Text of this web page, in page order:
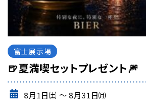
富士展示場
🍺夏満喫セットプレゼント🎆
8月1日㈯ ～ 8月31日㈪